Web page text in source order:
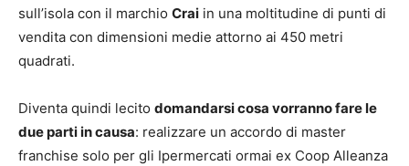
sull’isola con il marchio Crai in una moltitudine di punti di
vendita con dimensioni medie attorno ai 450 metri
quadrati.
Diventa quindi lecito domandarsi cosa vorranno fare le
due parti in causa: realizzare un accordo di master
franchise solo per gli Ipermercati ormai ex Coop Alleanza